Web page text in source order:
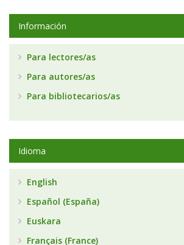
Información
Para lectores/as
Para autores/as
Para bibliotecarios/as
Idioma
English
Español (España)
Euskara
Français (France)